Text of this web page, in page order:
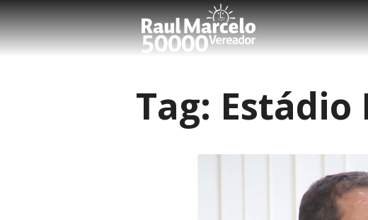
Tag: